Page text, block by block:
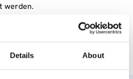
Details About
werden.
vom ZSI mittels einer
und VeranstalterInnen